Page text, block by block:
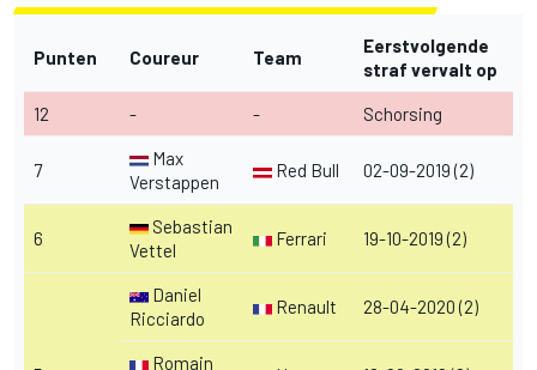
Punten Coureur Team
Eerstvolgende
straf vervalt op
12 - - Schorsing
7
Max
Verstappen
Red Bull 02-09-2019 (2)
6
Sebastian
Vettel
Ferrari 19-10-2019 (2)
Daniel
Ricciardo
Renault 28-04-2020 (2)
Romain